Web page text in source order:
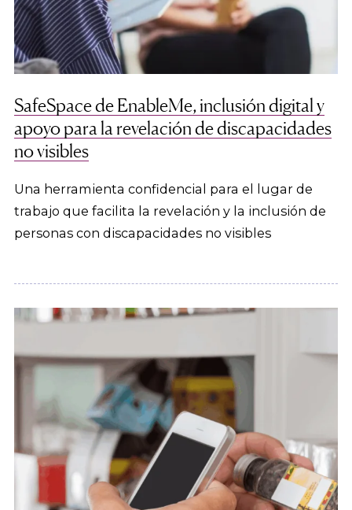
SafeSpace de EnableMe, inclusión digital y
apoyo para la revelación de discapacidades
no visibles
Una herramienta confidencial para el lugar de
trabajo que facilita la revelación y la inclusión de
personas con discapacidades no visibles